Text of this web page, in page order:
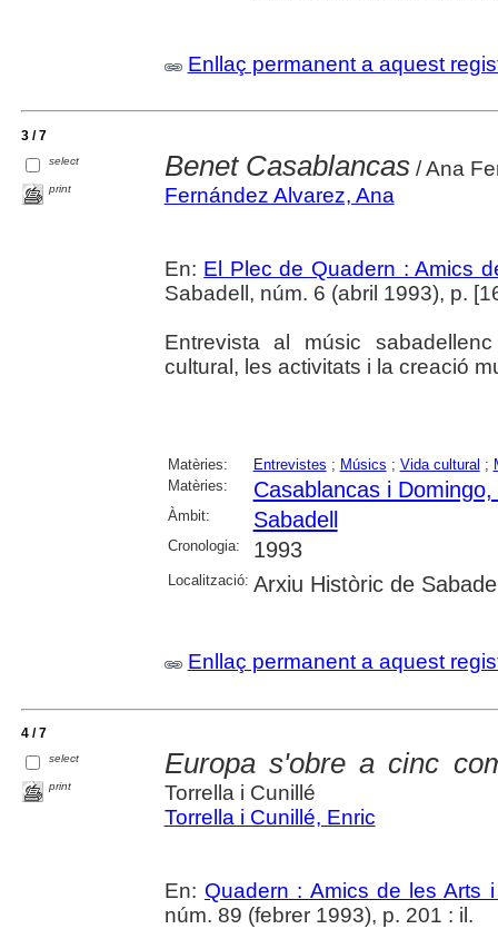
Enllaç permanent a aquest
3 / 7
select
print
Benet Casablancas/ Ana
Fernández Alvarez, Ana
En: El Plec de Quadern : Amics
Sabadell, núm. 6 (abril 1993), p.
Entrevista al músic
cultural, les activitats i la creació
Matèries: Entrevistes ; Músics ; Vida cultural ;
Matèries:
Casablancas i
Àmbit: Sabadell
Cronologia: 1993
Localització: Arxiu Històric de
Enllaç permanent a aquest
4 / 7
select
print
Europa s'obre a cinc
Torrella i Cunillé
Torrella i Cunillé, Enric
En: Quadern : Amics de les Arts
núm. 89 (febrer 1993), p. 201 : il.